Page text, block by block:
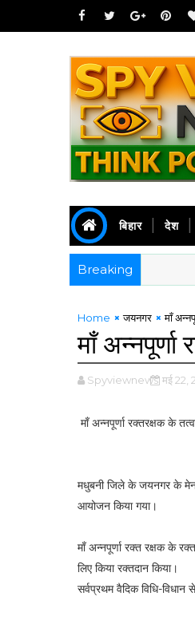
बिहार देश
Breaking
Home जयनगर माँ
माँ
Spyviewnews मई 22,
माँ अन्नपूर्णा रक्तरक्षक के
मधुबनी जिले के जयनगर के मेन
आयोजन किया गया।
माँ अन्नपूर्णा रक्त रक्षक के
लिए किया रक्तदान किया।
सर्वप्रथम वैदिक विधि-